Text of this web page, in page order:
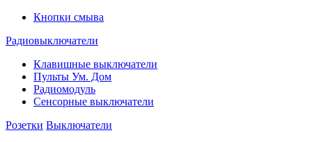
Кнопки смыва
Радиовыключатели
Клавишные выключатели
Пульты Ум. Дом
Радиомодуль
Сенсорные выключатели
Розетки Выключатели